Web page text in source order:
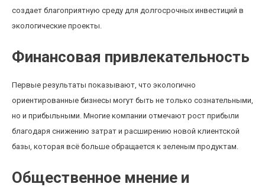
создает благоприятную среду для долгосрочных инвестиций в
экологические проекты.
Финансовая привлекательность
Первые результаты показывают, что экологично
ориентированные бизнесы могут быть не только сознательными,
но и прибыльными. Многие компании отмечают рост прибыли
благодаря снижению затрат и расширению новой клиентской
базы, которая всё больше обращается к зеленым продуктам.
Общественное мнение и